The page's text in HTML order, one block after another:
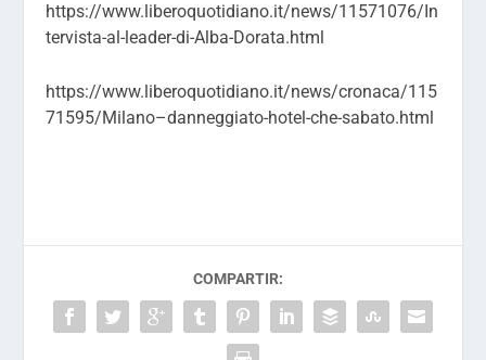
https://www.liberoquotidiano.it/news/11571076/In
tervista-al-leader-di-Alba-Dorata.html
https://www.liberoquotidiano.it/news/cronaca/115
71595/Milano–danneggiato-hotel-che-sabato.html
COMPARTIR: